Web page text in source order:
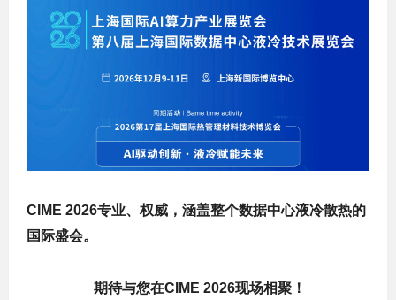
CIME 2026专业、权威，涵盖整个数据中心液冷散热的
国际盛会。
期待与您在CIME 2026现场相聚！